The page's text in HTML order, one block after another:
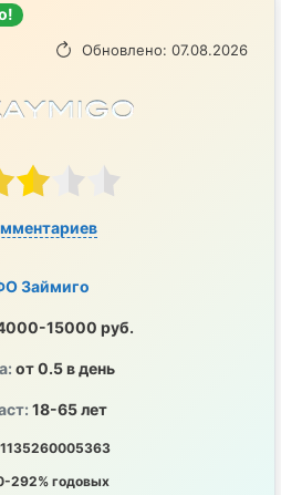
Обновлено: 07.08.2026
Займиго
15000 руб.
от 0.5 в день
18-65 лет
1135260005363
292% годовых